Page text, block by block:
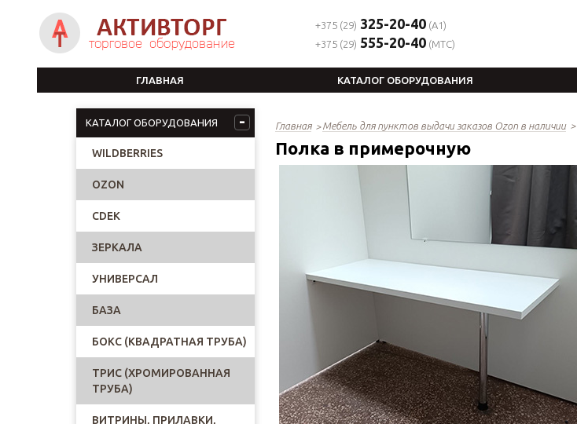
+375 (29) 325-20-40(A1)
+375 (29) 555-20-40(MTC)
ГЛАВНАЯ КАТАЛОГ ОБОРУДОВАНИЯ
КАТАЛОГ ОБОРУДОВАНИЯ
WILDBERRIES
OZON
CDEK
ЗЕРКАЛА
УНИВЕРСАЛ
БАЗА
БОКС (КВАДРАТНАЯ ТРУБА)
ТРИС (ХРОМИРОВАННАЯ
ТРУБА)
ВИТРИНЫ, ПРИЛАВКИ,
Главная Мебель для пунктов выдачи заказов Ozon в наличии
Полка в примерочную